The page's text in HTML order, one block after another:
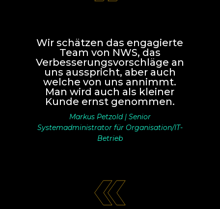
Wir schätzen das engagierte
Team von NWS, das
Verbesserungsvorschläge an
uns ausspricht, aber auch
welche von uns annimmt.
Man wird auch als kleiner
Kunde ernst genommen.
Markus Petzold | Senior
Systemadministrator für Organisation/IT-
Betrieb